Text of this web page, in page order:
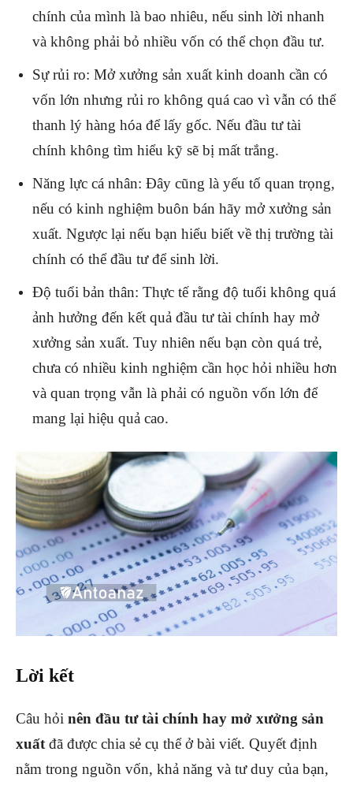
chính của mình là bao nhiêu, nếu sinh lời nhanh
và không phải bỏ nhiều vốn có thể chọn đầu tư.
Sự rủi ro: Mở xưởng sản xuất kinh doanh cần có
vốn lớn nhưng rủi ro không quá cao vì vẫn có thể
thanh lý hàng hóa để lấy gốc. Nếu đầu tư tài
chính không tìm hiểu kỹ sẽ bị mất trắng.
Năng lực cá nhân: Đây cũng là yếu tố quan trọng,
nếu có kinh nghiệm buôn bán hãy mở xưởng sản
xuất. Ngược lại nếu bạn hiểu biết về thị trường tài
chính có thể đầu tư để sinh lời.
Độ tuổi bản thân: Thực tế rằng độ tuổi không quá
ảnh hưởng đến kết quả đầu tư tài chính hay mở
xưởng sản xuất. Tuy nhiên nếu bạn còn quá trẻ,
chưa có nhiều kinh nghiệm cần học hỏi nhiều hơn
và quan trọng vẫn là phải có nguồn vốn lớn để
mang lại hiệu quả cao.
Lời kết
Câu hỏi nên đầu tư tài chính hay mở xưởng sản
xuấtđã được chia sẻ cụ thể ở bài viết. Quyết định
nằm trong nguồn vốn, khả năng và tư duy của bạn,